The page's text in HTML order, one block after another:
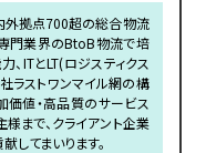
外拠点700超の総合物流
門業界のBtoB物流で培
、ITとLT(ロジスティクス
ラストワンマイル網の構
価値・高品質のサービス
まで、クライアント企業
てまいります。